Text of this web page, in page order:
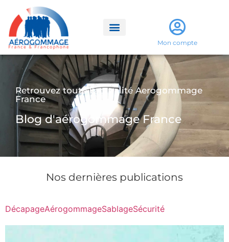
Mon compte
Retrouvez toute l'actualité Aerogommage
France
Blog d'aérogommage France
Nos dernières publications
DécapageAérogommageSablageSécurité